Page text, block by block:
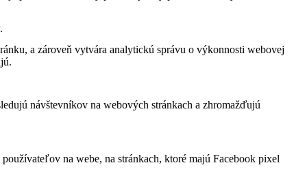
a zároveň vytvára analytickú správu o výkonnosti webovej
návštevníkov na webových stránkach a zhromažďujú
na webe, na stránkach, ktoré majú Facebook pixel